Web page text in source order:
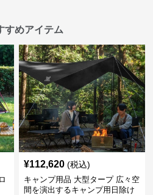
すめアイテム
¥112,620 (税込)
キャンプ用品 大型タープ 広々空
間を演出するキャンプ用日除け